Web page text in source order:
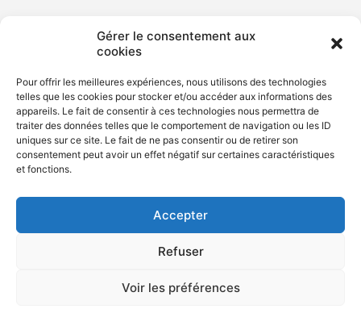
Gérer le consentement aux
cookies
Pour offrir les meilleures expériences, nous utilisons des technologies
telles que les cookies pour stocker et/ou accéder aux informations des
appareils. Le fait de consentir à ces technologies nous permettra de
traiter des données telles que le comportement de navigation ou les ID
uniques sur ce site. Le fait de ne pas consentir ou de retirer son
consentement peut avoir un effet négatif sur certaines caractéristiques
et fonctions.
Accepter
Refuser
Voir les préférences